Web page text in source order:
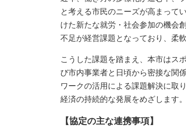
と考える市民のニーズが高まって
けた新たな就労・社会参加の機会
不足が経営課題となっており、柔
こうした課題を踏まえ、本市はス
び市内事業者と日頃から密接な関
ワークの活用による課題解決に取
経済の持続的な発展をめざします。
【協定の主な連携事項】